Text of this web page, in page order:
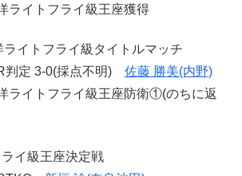
ライトフライ級王座獲得
イトフライ級タイトルマッチ
定 3-0(採点不明) 佐藤 勝美(内野)
ライトフライ級王座防衛①(のちに返
イ級王座決定戦